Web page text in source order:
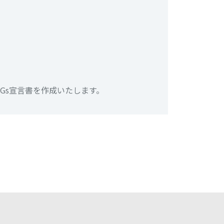
宣言書を作成いたします。